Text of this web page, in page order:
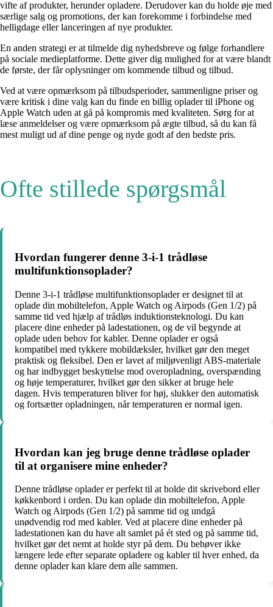
vifte af produkter, herunder opladere. Derudover kan du holde øje med
særlige salg og promotions, der kan forekomme i forbindelse med
helligdage eller lanceringen af nye produkter.
En anden strategi er at tilmelde dig nyhedsbreve og følge forhandlere
på sociale medieplatforme. Dette giver dig mulighed for at være blandt
de første, der får oplysninger om kommende tilbud og tilbud.
Ved at være opmærksom på tilbudsperioder, sammenligne priser og
være kritisk i dine valg kan du finde en billig oplader til iPhone og
Apple Watch uden at gå på kompromis med kvaliteten. Sørg for at
læse anmeldelser og være opmærksom på ægte tilbud, så du kan få
mest muligt ud af dine penge og nyde godt af den bedste pris.
Ofte stillede spørgsmål
Hvordan fungerer denne 3-i-1 trådløse
multifunktionsoplader?
Denne 3-i-1 trådløse multifunktionsoplader er designet til at
oplade din mobiltelefon, Apple Watch og Airpods (Gen 1/2) på
samme tid ved hjælp af trådløs induktionsteknologi. Du kan
placere dine enheder på ladestationen, og de vil begynde at
oplade uden behov for kabler. Denne oplader er også
kompatibel med tykkere mobildæksler, hvilket gør den meget
praktisk og fleksibel. Den er lavet af miljøvenligt ABS-materiale
og har indbygget beskyttelse mod overopladning, overspænding
og høje temperaturer, hvilket gør den sikker at bruge hele
dagen. Hvis temperaturen bliver for høj, slukker den automatisk
og fortsætter opladningen, når temperaturen er normal igen.
Hvordan kan jeg bruge denne trådløse oplader
til at organisere mine enheder?
Denne trådløse oplader er perfekt til at holde dit skrivebord eller
køkkenbord i orden. Du kan oplade din mobiltelefon, Apple
Watch og Airpods (Gen 1/2) på samme tid og undgå
unødvendig rod med kabler. Ved at placere dine enheder på
ladestationen kan du have alt samlet på ét sted og på samme tid,
hvilket gør det nemt at holde styr på dem. Du behøver ikke
længere lede efter separate opladere og kabler til hver enhed, da
denne oplader kan klare dem alle sammen.